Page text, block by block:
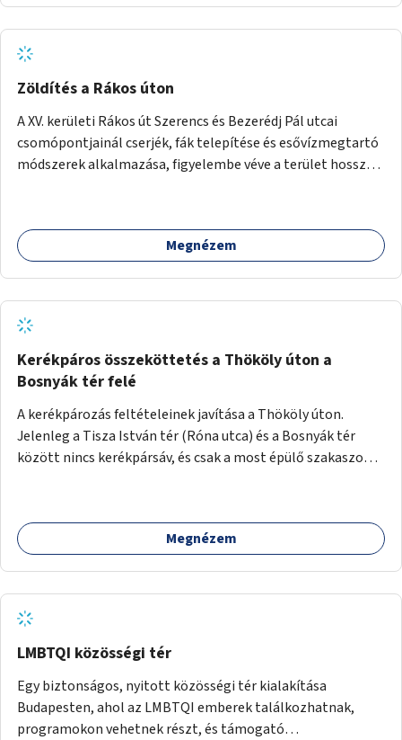
Zöldítés a Rákos úton
A XV. kerületi Rákos út Szerencs és Bezerédj Pál utcai
csomópontjainál cserjék, fák telepítése és esővízmegtartó
módszerek alkalmazása, figyelembe véve a terület hosszú
Megnézem
Kerékpáros összeköttetés a Thököly úton a
Bosnyák tér felé
A kerékpározás feltételeinek javítása a Thököly úton.
Jelenleg a Tisza István tér (Róna utca) és a Bosnyák tér
között nincs kerékpársáv, és csak a most épülő szakaszon
Megnézem
LMBTQI közösségi tér
Egy biztonságos, nyitott közösségi tér kialakítása
Budapesten, ahol az LMBTQI emberek találkozhatnak,
programokon vehetnek részt, és támogató